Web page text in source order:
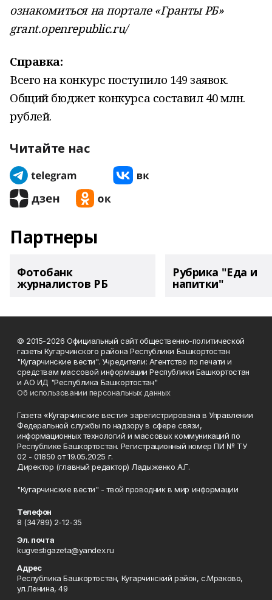
ознакомиться на портале «Гранты РБ»
grant.openrepublic.ru/
Справка:
Всего на конкурс поступило 149 заявок.
Общий бюджет конкурса составил 40 млн.
рублей.
Читайте нас
Партнеры
Фотобанк
журналистов РБ
Рубрика "Еда и
напитки"
© 2015-2026 Официальный сайт общественно-политической
газеты Кугарчинского района Республики Башкортостан
"Кугарчинские вести". Учредители: Агентство по печати и
средствам массовой информации Республики Башкортостан
и АО ИД "Республика Башкортостан"
Об использовании персональных данных
Газета «Кугарчинские вести» зарегистрирована в Управлении
Федеральной службы по надзору в сфере связи,
информационных технологий и массовых коммуникаций по
Республике Башкортостан. Регистрационный номер ПИ № ТУ
02 - 01850 от 19.05.2025 г.
Директор (главный редактор) Ладыженко А.Г.
"Кугарчинские вести" - твой проводник в мир информации
Телефон
8 (34789) 2-12-35
Эл. почта
kugvestigazeta@yandex.ru
Адрес
Республика Башкортостан, Кугарчинский район, с.Мраково,
ул.Ленина, 49